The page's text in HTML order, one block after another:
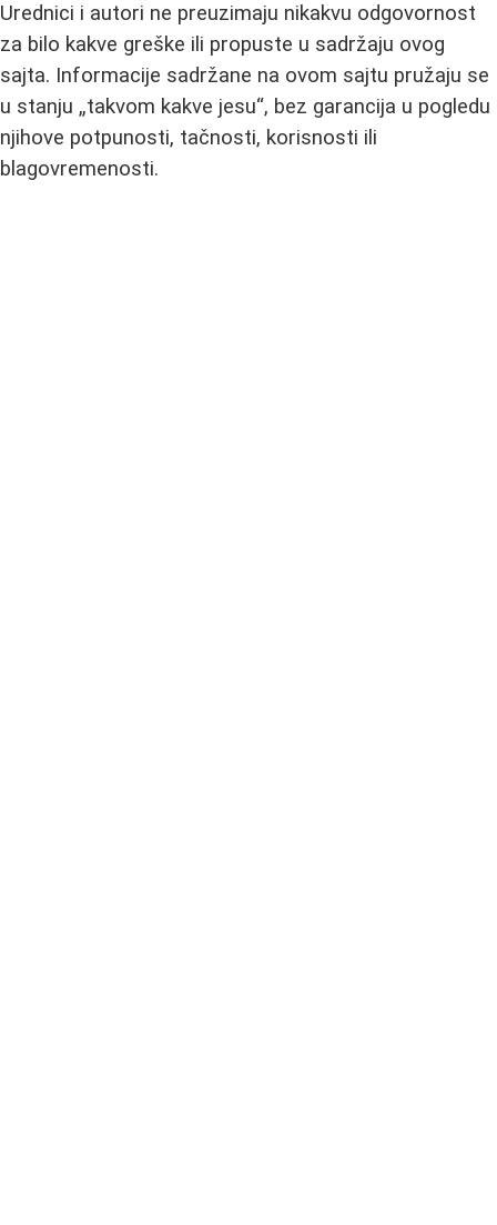
Urednici i autori ne preuzimaju nikakvu odgovornost
za bilo kakve greške ili propuste u sadržaju ovog
sajta. Informacije sadržane na ovom sajtu pružaju se
u stanju „takvom kakve jesu“, bez garancija u pogledu
njihove potpunosti, tačnosti, korisnosti ili
blagovremenosti.